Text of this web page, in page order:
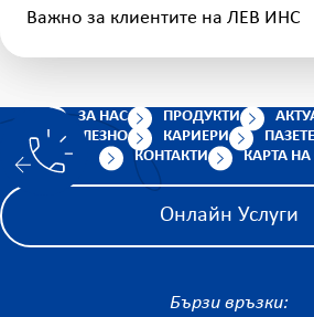
Важно за клиентите на ЛЕВ ИНС
ЗА НАС ПРОДУКТИ
ПОЛЕЗНО
КАРИЕРИ
КОНТАКТИ
КАРТА НА
Онлайн Услуги
Бързи връзки: